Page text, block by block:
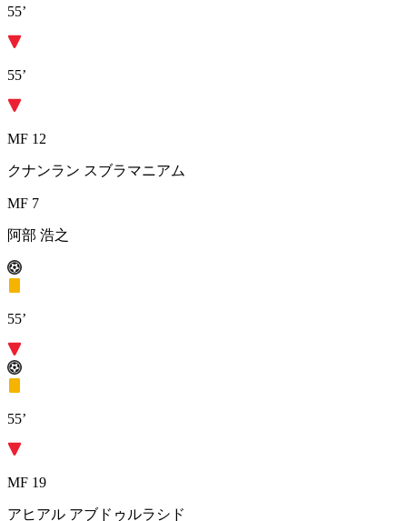
55’
55’
MF 12
クナンラン スブラマニアム
MF 7
阿部 浩之
55’
55’
MF 19
アヒアル アブドゥルラシド